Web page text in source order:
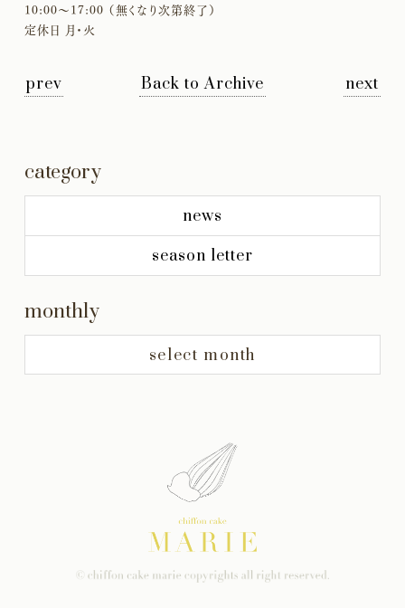
10:00〜17:00 （無くなり次第終了）
定休日 月・火
prev next
Back to Archive
category
news
season letter
monthly
select month